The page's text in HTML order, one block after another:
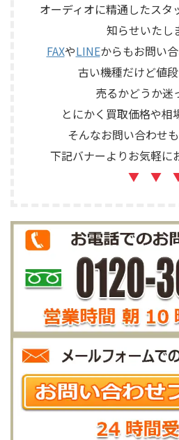
み合わせたヴィンテージJBLの
スピーカーシステムです。査定
では、左右ペアの音 ...
オーディオに精通したスタ
知らせいたし
FAXやLINEからもお問い合
古い機種だけど値
売るかどうか迷
とにかく買取価格や相
そんなお問い合わせも
下記バナーよりお気軽に
▼ ▼